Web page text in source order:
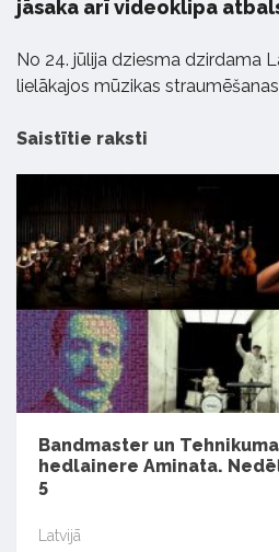
jāsaka arī videoklipa
No 24. jūlija dziesma dzirdama
lielākajos mūzikas
Saistītie raksti
Bandmaster un
hedlainere Aminata.
5
Latvijā